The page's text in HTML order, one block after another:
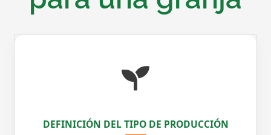
DEFINICIÓN DEL TIPO DE PRODUCCIÓN